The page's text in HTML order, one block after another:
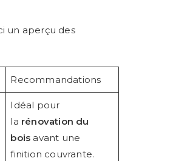
un aperçu des
Recommandations
Idéal pour
la rénovation du
bois avant une
finition couvrante.